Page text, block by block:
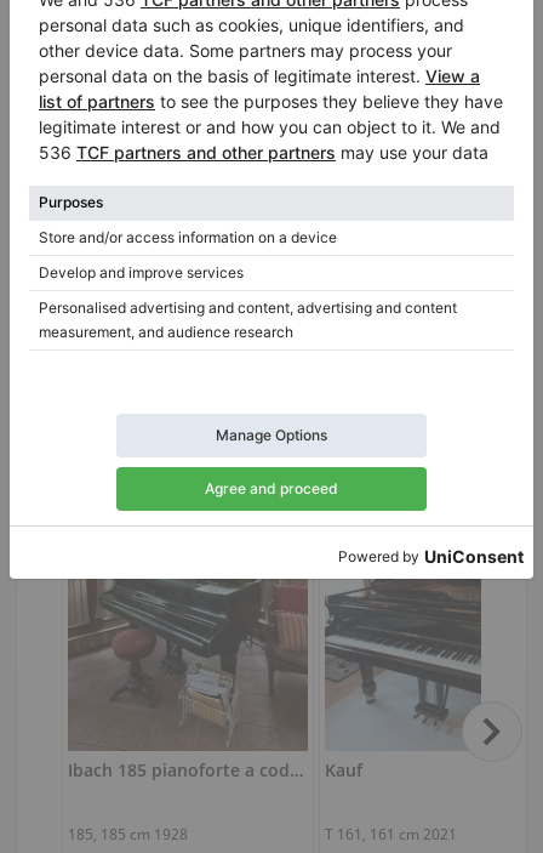
Azienda
Pickle Piano Company
Bloomingdale/ Stati Uniti
Visita il salone virtuale del venditore
Ibach 185 pianoforte a coda — suono caldo e rotondo, pronto da suonare
185, 185 cm 1928
Kauf
T 161, 161 cm 2021